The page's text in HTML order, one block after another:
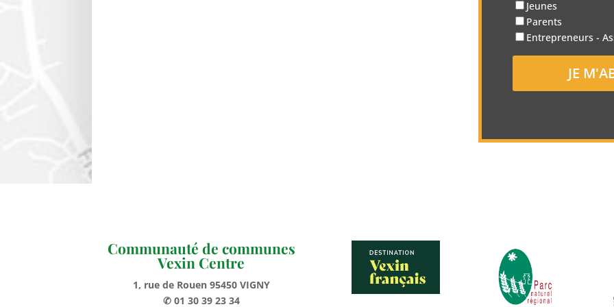
Jeunes
Parents
Entrepreneurs -
Communauté de communes
Vexin Centre
1, rue de Rouen 95450 VIGNY
✆ 01 30 39 23 34